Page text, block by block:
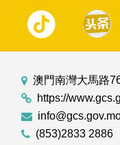
澳門南灣大馬路
https://
(853)2833 2886